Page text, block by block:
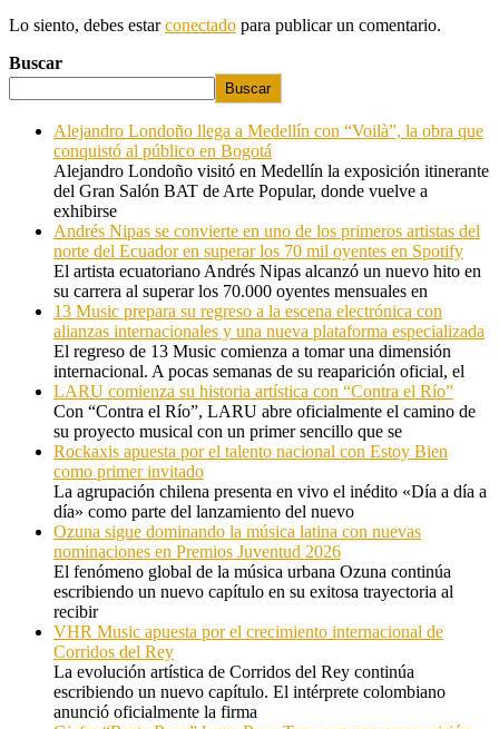
Lo siento, debes estarconectado para publicar un comentario.
Buscar
Buscar
Alejandro Londoño llega a Medellín con “Voilà”, la obra que
conquistó al público en Bogotá
Alejandro Londoño visitó en Medellín la exposición itinerante
del Gran Salón BAT de Arte Popular, donde vuelve a
exhibirse
Andrés Nipas se convierte en uno de los primeros artistas del
norte del Ecuador en superar los 70 mil oyentes en Spotify
El artista ecuatoriano Andrés Nipas alcanzó un nuevo hito en
su carrera al superar los 70.000 oyentes mensuales en
13 Music prepara su regreso a la escena electrónica con
alianzas internacionales y una nueva plataforma especializada
El regreso de 13 Music comienza a tomar una dimensión
internacional. A pocas semanas de su reaparición oficial, el
LARU comienza su historia artística con “Contra el Río”
Con “Contra el Río”, LARU abre oficialmente el camino de
su proyecto musical con un primer sencillo que se
Rockaxis apuesta por el talento nacional con Estoy Bien
como primer invitado
La agrupación chilena presenta en vivo el inédito «Día a día a
día» como parte del lanzamiento del nuevo
Ozuna sigue dominando la música latina con nuevas
nominaciones en Premios Juventud 2026
El fenómeno global de la música urbana Ozuna continúa
escribiendo un nuevo capítulo en su exitosa trayectoria al
recibir
VHR Music apuesta por el crecimiento internacional de
Corridos del Rey
La evolución artística de Corridos del Rey continúa
escribiendo un nuevo capítulo. El intérprete colombiano
anunció oficialmente la firma